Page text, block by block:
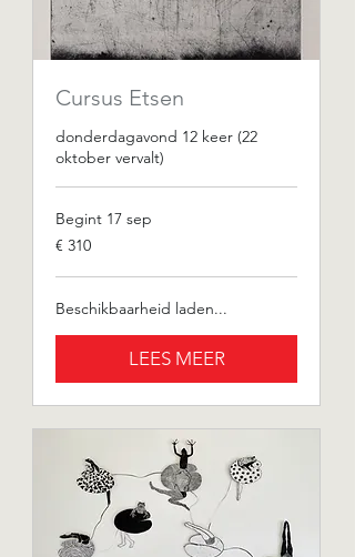
Cursus Etsen
donderdagavond 12 keer (22
oktober vervalt)
Begint 17 sep
310
euro
€ 310
Beschikbaarheid laden...
LEES MEER